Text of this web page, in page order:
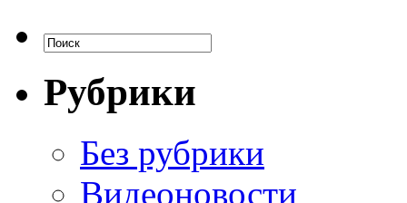
Рубрики
Без рубрики
Видеоновости